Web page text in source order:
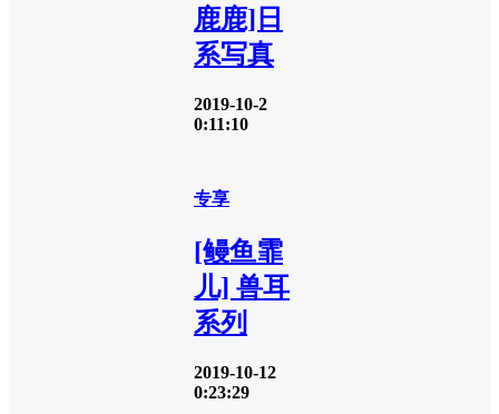
鹿鹿]日
系写真
2019-10-2
0:11:10
专享
[鳗鱼霏
儿] 兽耳
系列
2019-10-12
0:23:29